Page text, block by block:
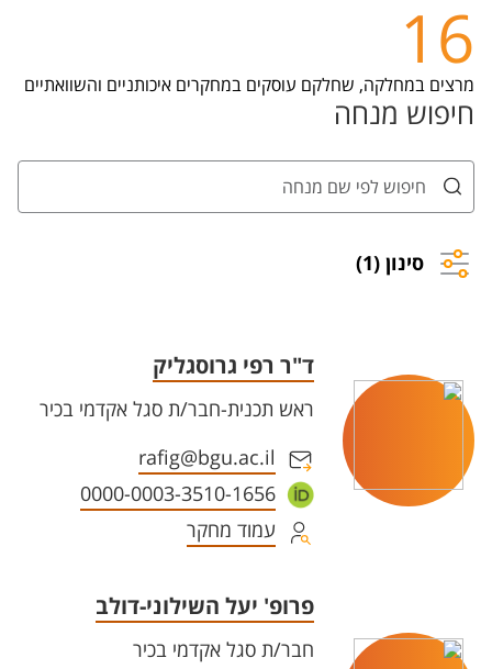
16
מרצים במחלקה, שחלקם עוסקים במחקרים איכותניים והשוואתיים
חיפוש מנחה
סינון (1)
ד"ר רפי גרוסגליק
ראש תכנית-חבר/ת סגל אקדמי בכיר
rafig@bgu.ac.il
0000-0003-3510-1656
עמוד מחקר
פרופ' יעל השילוני-דולב
חבר/ת סגל אקדמי בכיר